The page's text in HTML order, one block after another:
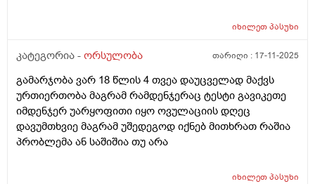
იხილეთპასუხი
კატეგორია - ორსულობა თარიღი : 17-11-2025
გამარჯობა ვარ 18 წლის 4 თვეა დაუცველად მაქვს
ურთიერთობა მაგრამ რამდენჯერაც ტესტი გავიკეთე
იმდენჯერ უარყოფითი იყო ოვულაციის დღეც
დავუმთხვიე მაგრამ უშედეგოდ იქნებ მითხრათ რაშია
პრობლემა ან საშიშია თუ არა
იხილეთპასუხი